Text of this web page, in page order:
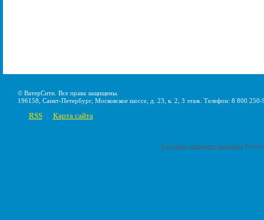
© ВатерСити. Все права защищены.
196158, Санкт-Петербург, Московское шоссе, д. 23, к. 2, 3 этаж. Телефон: 8 800
RSS Карта сайта
Создание интернет-магазина